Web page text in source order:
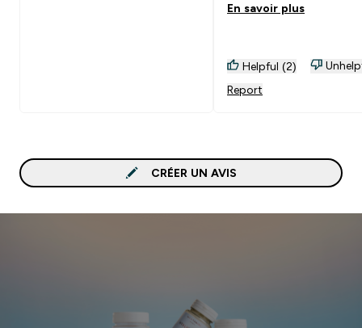
toujours fatiguée, le
etaient cassants en
démoralisait beaucoup!
et mes cheveux! Après 8
semaines c'est
En savoir plus
Helpful (2)
Report
CRÉER UN AVIS